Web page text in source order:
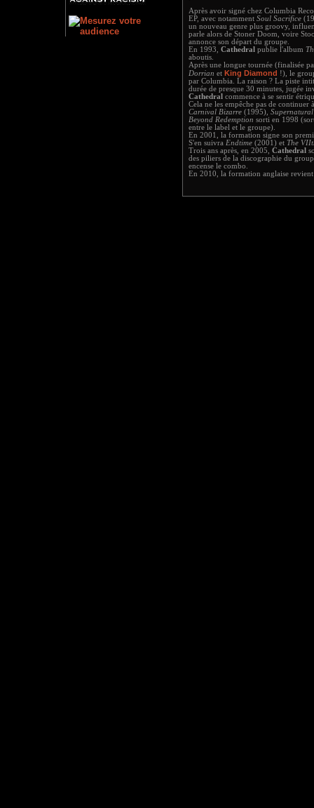
Après avoir signé chez Columbia
EP, avec notamment Soul Sacrifice
un nouveau genre plus groovy,
parle alors de Stoner Doom, voire
annonce son départ du groupe.
En 1993, Cathedral publie l'album
aboutis.
Après une longue tournée (finalisée
Dorrian et King Diamond !), le
par Columbia. La raison ? La piste
durée de presque 30 minutes, jugée
Cathedral commence à se sentir
Cela ne les empêche pas de
Carnival Bizarre (1995),
Beyond Redemption sorti en 1998
entre le label et le groupe).
En 2001, la formation signe son
S'en suivra Endtime (2001) et The
Trois ans après, en 2005, Cathedral
des piliers de la discographie du
encense le combo.
En 2010, la formation anglaise